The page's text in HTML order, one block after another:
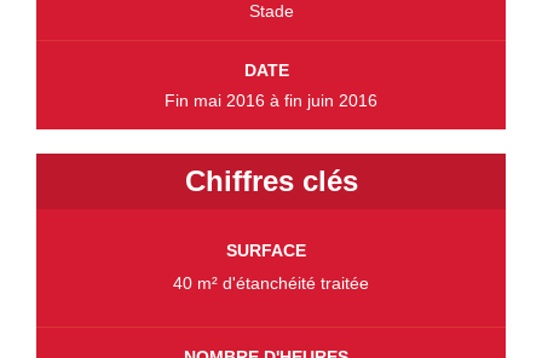
Stade
DATE
Fin mai 2016 à fin juin 2016
Chiffres clés
SURFACE
40 m² d'étanchéité traitée